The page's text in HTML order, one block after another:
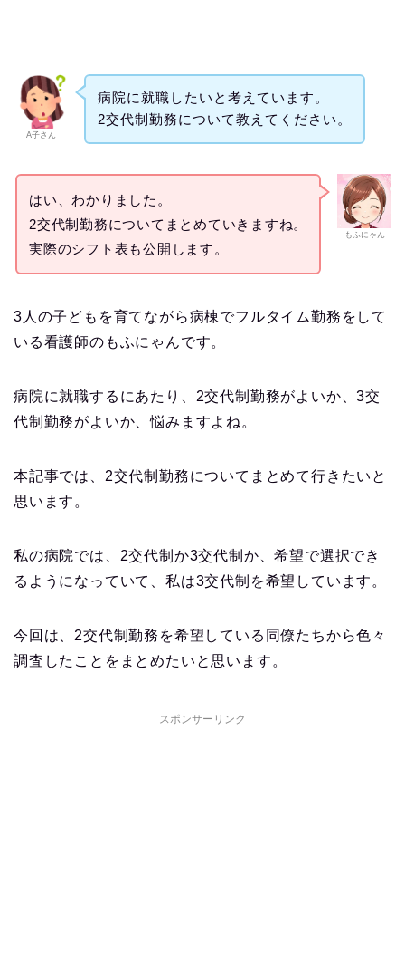
A子さん
病院に就職したいと考えています。
2交代制勤務について教えてください。
もふにゃん
はい、わかりました。
2交代制勤務についてまとめていきますね。
実際のシフト表も公開します。
3人の子どもを育てながら病棟でフルタイム勤務をして
いる看護師のもふにゃんです。
病院に就職するにあたり、2交代制勤務がよいか、3交
代制勤務がよいか、悩みますよね。
本記事では、2交代制勤務についてまとめて行きたいと
思います。
私の病院では、2交代制か3交代制か、希望で選択でき
るようになっていて、私は3交代制を希望しています。
今回は、2交代制勤務を希望している同僚たちから色々
調査したことをまとめたいと思います。
スポンサーリンク